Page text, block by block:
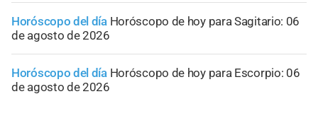
Horóscopo del día Horóscopo de hoy para Sagitario: 06
de agosto de 2026
Horóscopo del día Horóscopo de hoy para Escorpio: 06
de agosto de 2026